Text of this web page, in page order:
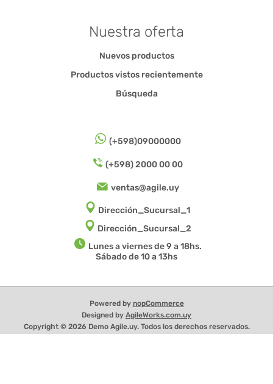
Nuestra oferta
Nuevos productos
Productos vistos recientemente
Búsqueda
(+598)09000000
(+598) 2000 00 00
ventas@agile.uy
Dirección_Sucursal_1
Dirección_Sucursal_2
Lunes a viernes de 9 a 18hs.
Sábado de 10 a 13hs
Powered by nopCommerce
Designed by AgileWorks.com.uy
Copyright © 2026 Demo Agile.uy. Todos los derechos reservados.